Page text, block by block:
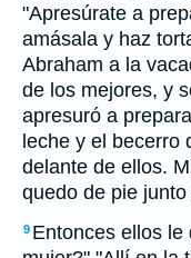
"Apresúrate a
amásala y haz
Abraham a la
de los mejores, y
apresuró a
leche y el becerro
delante de ellos.
quedo de pie
9 Entonces ellos le